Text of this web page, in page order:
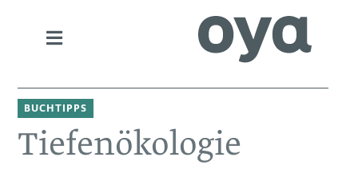
BUCHTIPPS
Tiefenökologie